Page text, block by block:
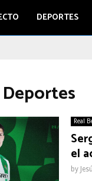
DEPORTES
Real
el
by